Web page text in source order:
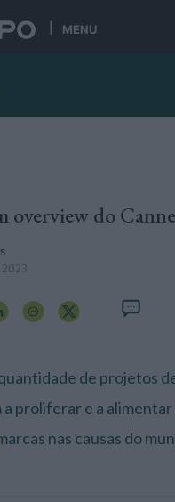
MENU
overview do
de projetos
proliferar e a alimentar
nas causas do